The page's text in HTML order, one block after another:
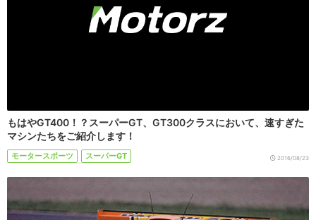
もはやGT400！？スーパーGT、GT300クラスにおいて、速すぎた
マシンたちをご紹介します！
モータースポーツ スーパーGT 2016/08/23